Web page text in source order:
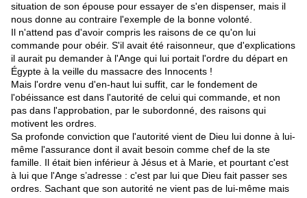
situation de son épouse pour essayer de s'en dispenser, mais il
nous donne au contraire l'exemple de la bonne volonté.
Il n'attend pas d'avoir compris les raisons de ce qu'on lui
commande pour obéir. S'il avait été raisonneur, que d'explications
il aurait pu demander à l'Ange qui lui portait l'ordre du départ en
Égypte à la veille du massacre des Innocents !
Mais l'ordre venu d'en-haut lui suffit, car le fondement de
l'obéissance est dans l'autorité de celui qui commande, et non
pas dans l'approbation, par le subordonné, des raisons qui
motivent les ordres.
Sa profonde conviction que l'autorité vient de Dieu lui donne à lui-
même l'assurance dont il avait besoin comme chef de la ste
famille. Il était bien inférieur à Jésus et à Marie, et pourtant c'est
à lui que l'Ange s’adresse : c'est par lui que Dieu fait passer ses
ordres. Sachant que son autorité ne vient pas de lui-même mais